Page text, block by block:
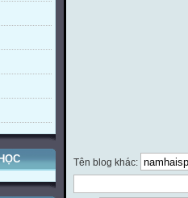
Tên blog khác: